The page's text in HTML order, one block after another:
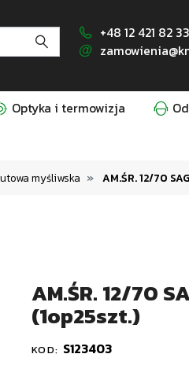
+48 12 421 82 33
Optyka i termowizja
myśliwska AM.ŚR. 12/70
AM.ŚR. 12/70
(1op25szt.)
KOD: S123403